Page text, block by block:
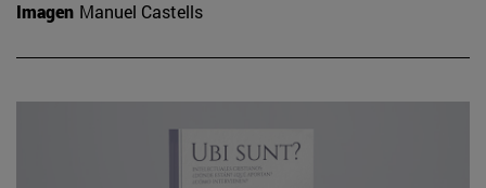
Imagen Manuel Castells